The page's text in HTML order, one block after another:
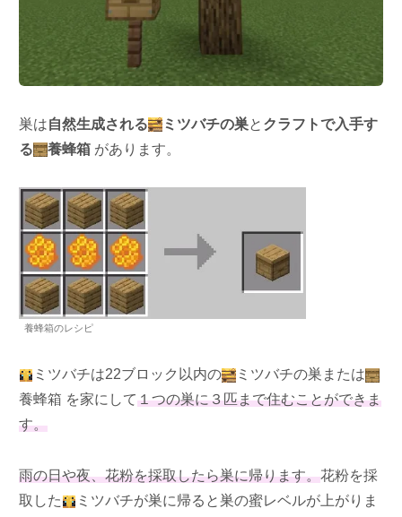
巣は自然生成される ミツバチの巣と クラフトで入手す
る
養蜂箱 があります。
養蜂箱のレシピ
ミツバチは22ブロック以内の
ミツバチの巣または
養蜂箱 を家にして１つの巣に３匹まで住むことができま
す。
雨の日や夜、花粉を採取したら巣に帰ります。花粉を採
取した
ミツバチが巣に帰ると巣の蜜レベルが上がりま